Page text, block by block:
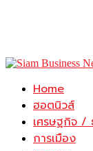
Home
ฮอตนิวส์
เศรษฐกิจ /
การเมือง